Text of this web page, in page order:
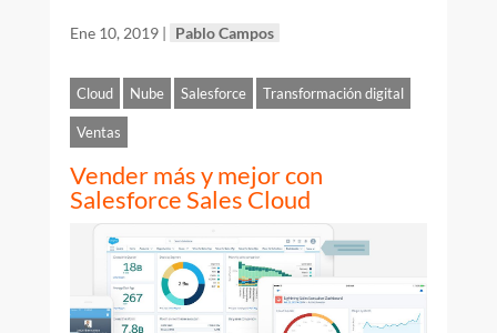
Ene 10, 2019| Pablo Campos
Cloud Nube Salesforce Transformación digital
Ventas
Vender más y mejor con
Salesforce Sales Cloud